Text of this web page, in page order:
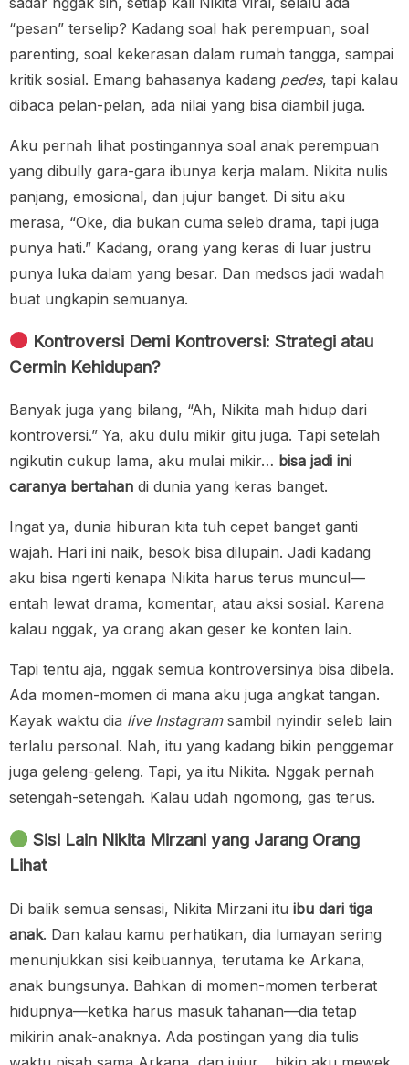
“pesan” terselip? Kadang soal hak perempuan, soal
parenting, soal kekerasan dalam rumah tangga, sampai
kritik sosial. Emang bahasanya kadang pedes, tapi kalau
dibaca pelan-pelan, ada nilai yang bisa diambil juga.
Aku pernah lihat postingannya soal anak perempuan
yang dibully gara-gara ibunya kerja malam. Nikita nulis
panjang, emosional, dan jujur banget. Di situ aku
merasa, “Oke, dia bukan cuma seleb drama, tapi juga
punya hati.” Kadang, orang yang keras di luar justru
punya luka dalam yang besar. Dan medsos jadi wadah
buat ungkapin semuanya.
Kontroversi Demi Kontroversi: Strategi atau
Cermin Kehidupan?
Banyak juga yang bilang, “Ah, Nikita mah hidup dari
kontroversi.” Ya, aku dulu mikir gitu juga. Tapi setelah
ngikutin cukup lama, aku mulai mikir… bisa jadi ini
caranya bertahan di dunia yang keras banget.
Ingat ya, dunia hiburan kita tuh cepet banget ganti
wajah. Hari ini naik, besok bisa dilupain. Jadi kadang
aku bisa ngerti kenapa Nikita harus terus muncul—
entah lewat drama, komentar, atau aksi sosial. Karena
kalau nggak, ya orang akan geser ke konten lain.
Tapi tentu aja, nggak semua kontroversinya bisa dibela.
Ada momen-momen di mana aku juga angkat tangan.
Kayak waktu dia live Instagramsambil nyindir seleb lain
terlalu personal. Nah, itu yang kadang bikin penggemar
juga geleng-geleng. Tapi, ya itu Nikita. Nggak pernah
setengah-setengah. Kalau udah ngomong, gas terus.
Sisi Lain Nikita Mirzani yang Jarang Orang
Lihat
Di balik semua sensasi, Nikita Mirzani itu ibu dari tiga
anak. Dan kalau kamu perhatikan, dia lumayan sering
menunjukkan sisi keibuannya, terutama ke Arkana,
anak bungsunya. Bahkan di momen-momen terberat
hidupnya—ketika harus masuk tahanan—dia tetap
mikirin anak-anaknya. Ada postingan yang dia tulis